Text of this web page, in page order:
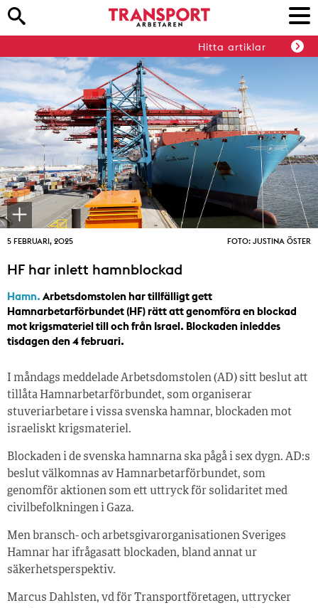
Hitta artiklar
5 FEBRUARI, 2025 FOTO: JUSTINA ÖSTER
HF har inlett hamnblockad
Hamn. Arbetsdomstolen har tillfälligt gett
Hamnarbetarförbundet (HF) rätt att genomföra en blockad
mot krigsmateriel till och från Israel. Blockaden inleddes
tisdagen den 4 februari.
I måndags meddelade Arbetsdomstolen (AD) sitt beslut att
tillåta Hamnarbetarförbundet, som organiserar
stuveriarbetare i vissa svenska hamnar, blockaden mot
israeliskt krigsmateriel.
Blockaden i de svenska hamnarna ska pågå i sex dygn. AD:s
beslut välkomnas av Hamnarbetarförbundet, som
genomför aktionen som ett uttryck för solidaritet med
civilbefolkningen i Gaza.
Men bransch- och arbetsgivarorganisationen Sveriges
Hamnar har ifrågasatt blockaden, bland annat ur
säkerhetsperspektiv.
Marcus Dahlsten, vd för Transportföretagen, uttrycker